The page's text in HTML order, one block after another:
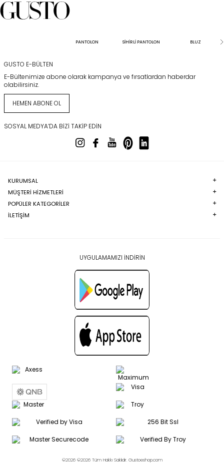
PANTOLON SİHİRLİ PANTOLON BLUZ
GUSTO E-BÜLTEN
E-Bültenimize abone olarak kampanya ve fırsatlardan haberdar
olabilirsiniz.
HEMEN ABONE OL
SOSYAL MEDYA’DA BIZI TAKIP EDIN
KURUMSAL
MÜŞTERI HIZMETLERI
POPÜLER KATEGORILER
İLETİŞİM
UYGULAMAMIZI İNDİRİN
©2026 ©2026 Tüm Hakkı Saklıdır. Gustoeshop.com